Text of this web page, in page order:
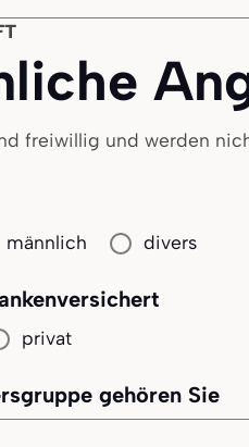
freiwillig und werden
männlich divers
privat
gehören Sie